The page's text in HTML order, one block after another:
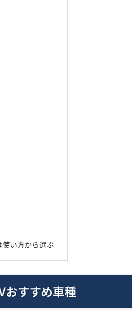
い方から選ぶ
おすすめ車種